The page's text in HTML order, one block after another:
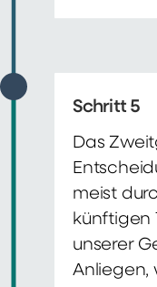
Schritt 5
Das
meist
künftigen
unserer
Anliegen,